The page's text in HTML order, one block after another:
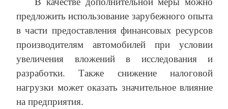
предложить использование зарубежного опыта
в части предоставления финансовых ресурсов
производителям автомобилей при условии
увеличения вложений в исследования и
разработки. Также снижение налоговой
нагрузки может оказать значительное влияние
на предприятия.